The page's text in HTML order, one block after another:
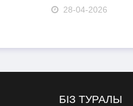
28-04-2026
БІЗ ТУРАЛЫ